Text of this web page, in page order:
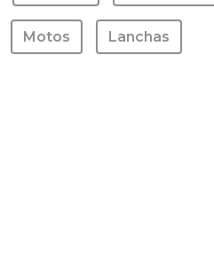
Motos Lanchas